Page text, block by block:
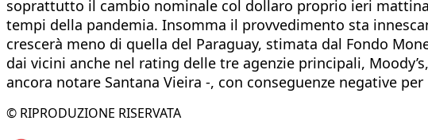
soprattutto il cambio nominale col dollaro proprio ieri
tempi della pandemia. Insomma il provvedimento sta
crescerà meno di quella del Paraguay, stimata dal Fondo
dai vicini anche nel rating delle tre agenzie principali,
ancora notare Santana Vieira -, con conseguenze negative
© RIPRODUZIONE RISERVATA